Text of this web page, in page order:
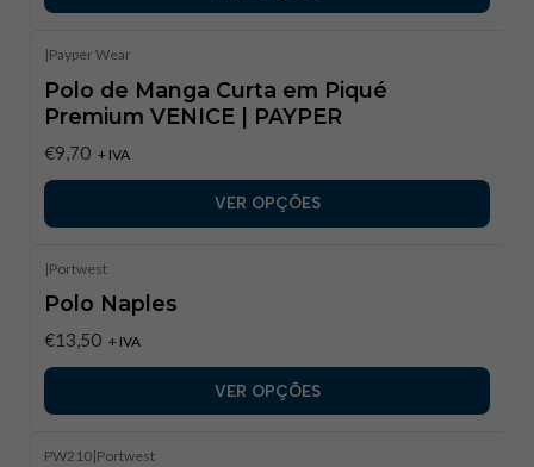
|Payper Wear
Polo de Manga Curta em Piqué
Premium VENICE | PAYPER
€9,70 + IVA
VER OPÇÕES
|Portwest
Polo Naples
€13,50 + IVA
VER OPÇÕES
PW210|Portwest